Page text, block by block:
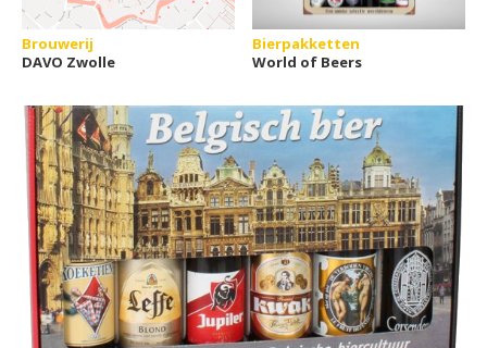
Brouwerij
DAVO Zwolle
Bierpakketten
World of Beers